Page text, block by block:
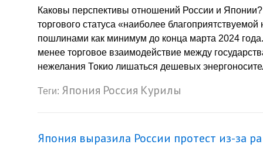
Каковы перспективы отношений России и
торгового статуса «наиболее
пошлинами как минимум до конца марта 2024
менее торговое взаимодействие между
нежелания Токио лишаться дешевых
Теги: Япония Россия Курилы
Япония выразила России протест из-за